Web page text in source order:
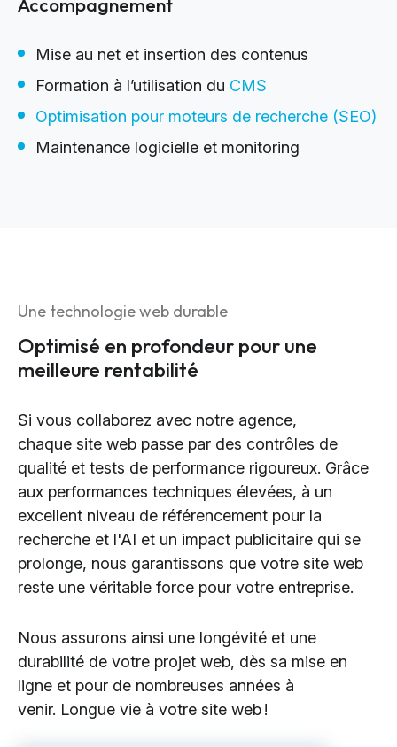
Mise au net et insertion des contenus
Formation à l’utilisation du CMS
Optimisation pour moteurs de recherche (SEO)
Maintenance logicielle et monitoring
Une technologie web durable
Optimisé en profondeur pour une
meilleure rentabilité
Si vous collaborez avec notre agence,
chaque site web passe par des contrôles de
qualité et tests de performance rigoureux. Grâce
aux performances techniques élevées, à un
excellent niveau de référencement pour la
recherche et l'AI et un impact publicitaire qui se
prolonge, nous garantissons que votre site web
reste une véritable force pour votre entreprise.
Nous assurons ainsi une longévité et une
durabilité de votre projet web, dès sa mise en
ligne et pour de nombreuses années à
venir. Longue vie à votre site web !